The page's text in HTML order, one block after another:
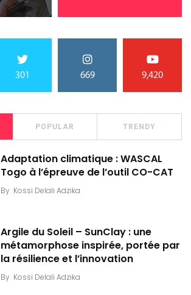
301 669 9,420
POPULAR TRENDY
Adaptation climatique : WASCAL
Togo à l’épreuve de l’outil CO-CAT
By Kossi Delali Adzika
Argile du Soleil – SunClay : une
métamorphose inspirée, portée par
la résilience et l’innovation
By Kossi Delali Adzika